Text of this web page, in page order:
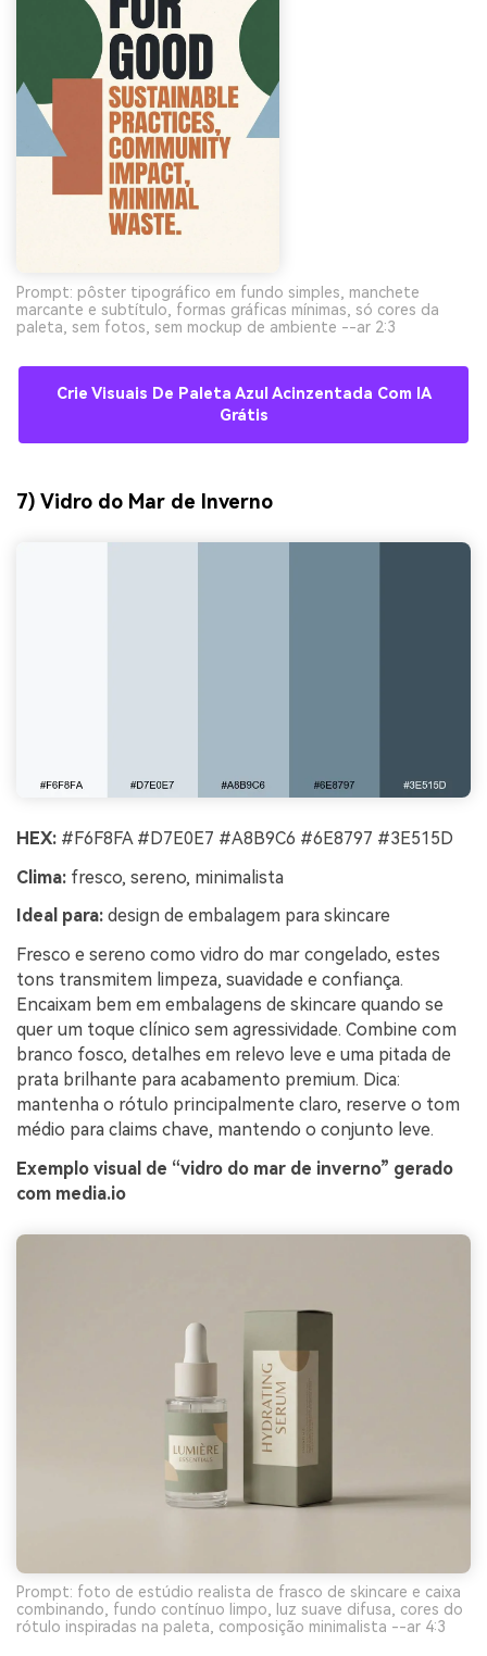
Prompt: pôster tipográfico em fundo simples, manchete
marcante e subtítulo, formas gráficas mínimas, só cores da
paleta, sem fotos, sem mockup de ambiente --ar 2:3
Crie Visuais De Paleta Azul Acinzentada Com IA
Grátis
7) Vidro do Mar de Inverno
HEX: #F6F8FA #D7E0E7 #A8B9C6 #6E8797 #3E515D
Clima: fresco, sereno, minimalista
Ideal para: design de embalagem para skincare
Fresco e sereno como vidro do mar congelado, estes
tons transmitem limpeza, suavidade e confiança.
Encaixam bem em embalagens de skincare quando se
quer um toque clínico sem agressividade. Combine com
branco fosco, detalhes em relevo leve e uma pitada de
prata brilhante para acabamento premium. Dica:
mantenha o rótulo principalmente claro, reserve o tom
médio para claims chave, mantendo o conjunto leve.
Exemplo visual de “vidro do mar de inverno” gerado
com media.io
Prompt: foto de estúdio realista de frasco de skincare e caixa
combinando, fundo contínuo limpo, luz suave difusa, cores do
rótulo inspiradas na paleta, composição minimalista --ar 4:3